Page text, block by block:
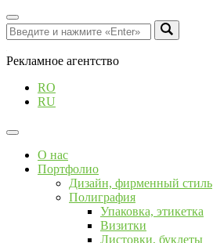
Рекламное агентство
RO
RU
О нас
Портфолио
Дизайн, фирменный стиль
Полиграфия
Упаковка, этикетка
Визитки
Листовки, буклеты